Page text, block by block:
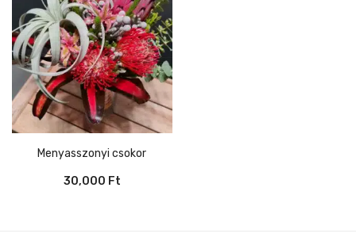
Menyasszonyi csokor
30,000 Ft